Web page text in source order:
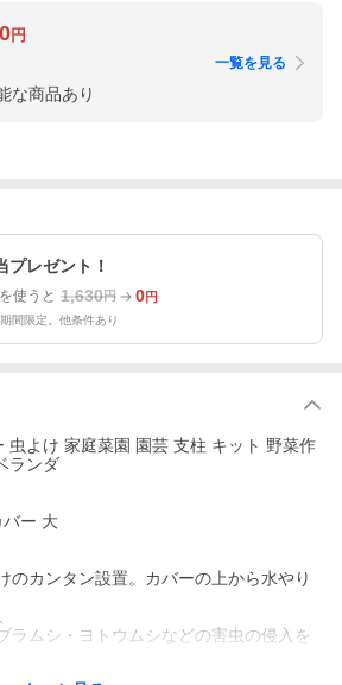
円
な商品あり
一覧を見る
プレゼント！
使うと 1,630円 0円
間限定。他条件あり
虫よけ 家庭菜園 園芸 支柱 キット 野菜作
ランダ
ー 大
のカンタン設置。カバーの上から水やり
ラムシ・ヨトウムシなどの害虫の侵入を